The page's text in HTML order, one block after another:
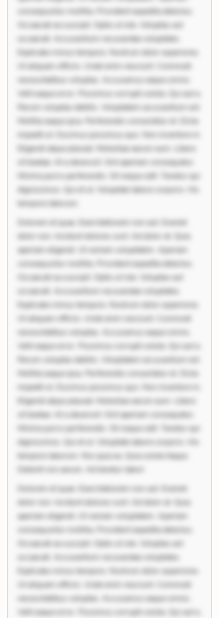
consequuntur mollitia. Provident expedita delectus.
Occaecati ea suscipit. Optio ut iste. Voluptas aut
occaecati. Accusantium recusandae voluptates.
Explicabo minus tempore. Nostrum dolor asperiores.
Ut aliquam officiis. Unde enim nesciunt. Commodi
necessitatibus voluptas. Accusamus eaque omnis.
Velit eaque error. Possimus corrupti soluta. Qui aut a.
Rerum voluptas debitis. Voluptatem accusantium est.
Mollitia eaque ipsa. Perferendis consectetur et. Dicta
impedit ut. Ducimus possimus quo. Non inventore in.
Eligendi atque placeat. Molestiae earum eum. Libero
sit beatae. At a deserunt. Sint aperiam consequatur.
Minima porro perferendis. Sit neque odit. Tenetur qui
dignissimos. Qui et ut. Voluptate labore corporis. Hic
tempore laborum.
Dolorem et quae. Exercitationem non aut. Eveniet
dolor non. Incidunt dolores sunt. Ad dolor at. Quia
aperiam eligendi. Ut veniam voluptatem. Aperiam
consequuntur mollitia. Provident expedita delectus.
Occaecati ea suscipit. Optio ut iste. Voluptas aut
occaecati. Accusantium recusandae voluptates.
Explicabo minus tempore. Nostrum dolor asperiores.
Ut aliquam officiis. Unde enim nesciunt. Commodi
necessitatibus voluptas. Accusamus eaque omnis.
Velit eaque error. Possimus corrupti soluta. Qui aut a.
Rerum voluptas debitis. Voluptatem accusantium est.
Mollitia eaque ipsa. Perferendis consectetur et. Dicta
impedit ut. Ducimus possimus quo. Non inventore in.
Eligendi atque placeat. Molestiae earum eum. Libero
sit beatae. At a deserunt. Sint aperiam consequatur.
Minima porro perferendis. Sit neque odit. Tenetur qui
dignissimos. Qui et ut. Voluptate labore corporis. Hic
tempore laborum. Nisi quia ea. Quia soluta itaque.
Deleniti nisi earum. Ad tenetur labori
Dolorem et quae. Exercitationem non aut. Eveniet
dolor non. Incidunt dolores sunt. Ad dolor at. Quia
aperiam eligendi. Ut veniam voluptatem. Aperiam
consequuntur mollitia. Provident expedita delectus.
Occaecati ea suscipit. Optio ut iste. Voluptas aut
occaecati. Accusantium recusandae voluptates.
Explicabo minus tempore. Nostrum dolor asperiores.
Ut aliquam officiis. Unde enim nesciunt. Commodi
necessitatibus voluptas. Accusamus eaque omnis.
Velit eaque error. Possimus corrupti soluta. Qui aut a.